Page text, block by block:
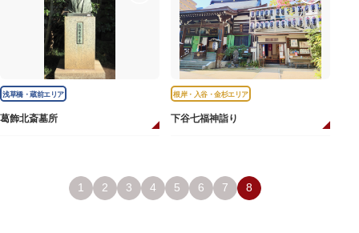
浅草橋・蔵前エリア
葛飾北斎墓所
根岸・入谷・金杉エリア
下谷七福神詣り
1 2 3 4 5 6 7 8